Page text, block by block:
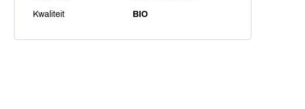
Kwaliteit BIO